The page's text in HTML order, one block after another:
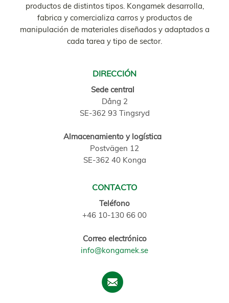
productos de distintos tipos. Kongamek desarrolla,
fabrica y comercializa carros y productos de
manipulación de materiales diseñados y adaptados a
cada tarea y tipo de sector.
DIRECCIÓN
Sede central
Dång 2
SE-362 93 Tingsryd
Almacenamiento y logística
Postvägen 12
SE-362 40 Konga
CONTACTO
Teléfono
+46 10-130 66 00
Correo electrónico
info@kongamek.se